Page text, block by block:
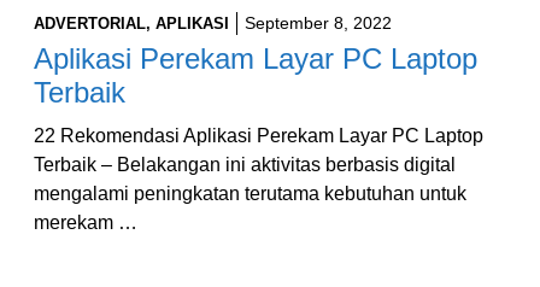
ADVERTORIAL, APLIKASI September 8, 2022
Aplikasi Perekam Layar PC Laptop
Terbaik
22 Rekomendasi Aplikasi Perekam Layar PC Laptop
Terbaik – Belakangan ini aktivitas berbasis digital
mengalami peningkatan terutama kebutuhan untuk
merekam …